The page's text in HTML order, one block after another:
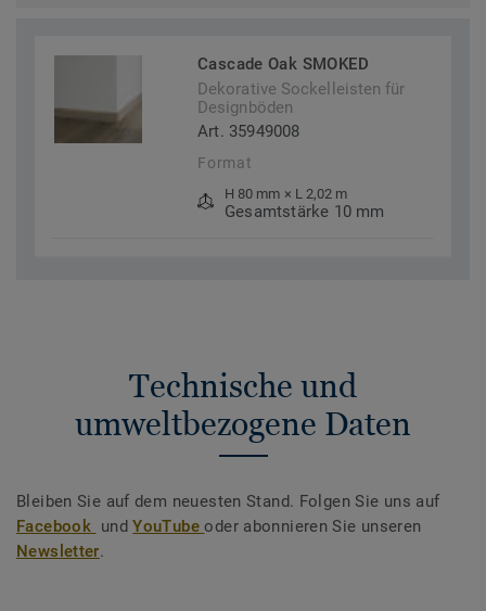
Cascade Oak SMOKED
Dekorative Sockelleisten für
Designböden
Art. 35949008
Format
H 80 mm × L 2,02 m
Gesamtstärke 10 mm
Technische und
umweltbezogene Daten
Bleiben Sie auf dem neuesten Stand. Folgen Sie uns auf
Facebook undYouTubeoder abonnieren Sie unseren
Newsletter.